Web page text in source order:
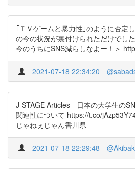
｢ＴＶゲームと暴力性｣のように否定
の今の状況が裏付けられただけでし
今のうちにSNS減らしなよー！＞
2021-07-18 22:34:20
J-STAGE Articles - 日本の大学生の
関連性について https://t.co/
じゃねぇじゃん香川県
2021-07-18 22:29:48